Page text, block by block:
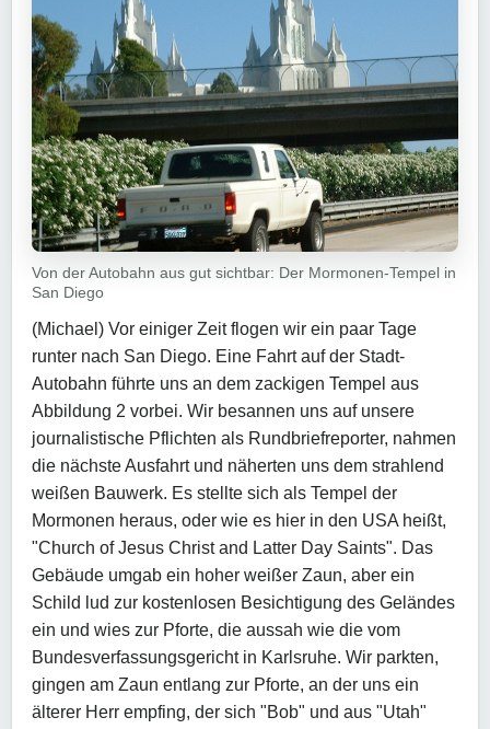
Von der Autobahn aus gut sichtbar: Der Mormonen-Tempel in
San Diego
(Michael) Vor einiger Zeit flogen wir ein paar Tage
runter nach San Diego. Eine Fahrt auf der Stadt-
Autobahn führte uns an dem zackigen Tempel aus
Abbildung 2 vorbei. Wir besannen uns auf unsere
journalistische Pflichten als Rundbriefreporter, nahmen
die nächste Ausfahrt und näherten uns dem strahlend
weißen Bauwerk. Es stellte sich als Tempel der
Mormonen heraus, oder wie es hier in den USA heißt,
"Church of Jesus Christ and Latter Day Saints". Das
Gebäude umgab ein hoher weißer Zaun, aber ein
Schild lud zur kostenlosen Besichtigung des Geländes
ein und wies zur Pforte, die aussah wie die vom
Bundesverfassungsgericht in Karlsruhe. Wir parkten,
gingen am Zaun entlang zur Pforte, an der uns ein
älterer Herr empfing, der sich "Bob" und aus "Utah"